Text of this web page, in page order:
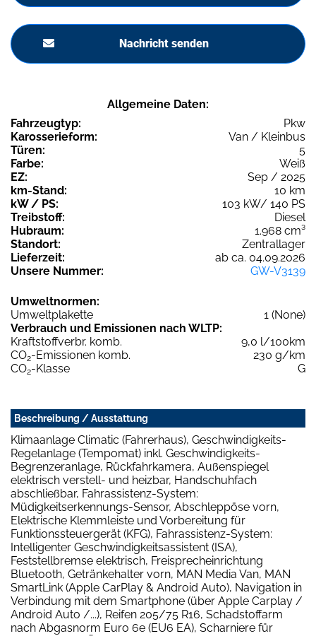
Nachricht senden
Allgemeine Daten:
Fahrzeugtyp:
Pkw
Karosserieform:
Van / Kleinbus
Türen:
5
Farbe:
Weiß
EZ:
Sep / 2025
km-Stand:
10 km
kW / PS:
103 kW/ 140 PS
Treibstoff:
Diesel
Hubraum:
1.968 cm³
Standort:
Zentrallager
Lieferzeit:
ab ca. 04.09.2026
Unsere Nummer:
GW-V3139
Umweltnormen:
Umweltplakette
1 (None)
Verbrauch und Emissionen nach WLTP:
Kraftstoffverbr. komb.
9,0 l/100km
CO2-Emissionen komb.
230 g/km
CO2-Klasse G
Beschreibung / Ausstattung
Klimaanlage Climatic (Fahrerhaus), Geschwindigkeits-
Regelanlage (Tempomat) inkl. Geschwindigkeits-
Begrenzeranlage, Rückfahrkamera, Außenspiegel
elektrisch verstell- und heizbar, Handschuhfach
abschließbar, Fahrassistenz-System:
Müdigkeitserkennungs-Sensor, Abschleppöse vorn,
Elektrische Klemmleiste und Vorbereitung für
Funktionssteuergerät (KFG), Fahrassistenz-System:
Intelligenter Geschwindigkeitsassistent (ISA),
Feststellbremse elektrisch, Freisprecheinrichtung
Bluetooth, Getränkehalter vorn, MAN Media Van, MAN
SmartLink (Apple CarPlay & Android Auto), Navigation in
Verbindung mit dem Smartphone (über Apple Carplay /
Android Auto /...), Reifen 205/75 R16, Schadstoffarm
nach Abgasnorm Euro 6e (EU6 EA), Scharniere für